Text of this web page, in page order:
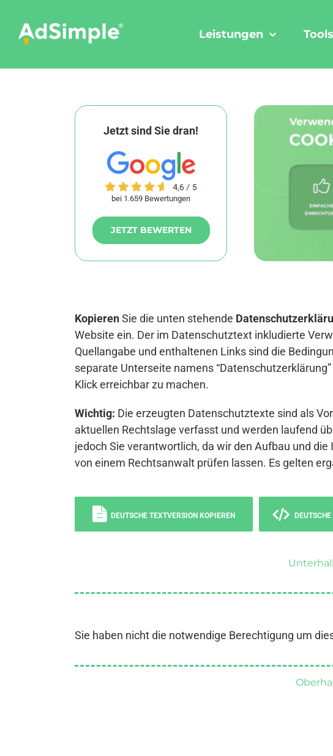
content
Leistungen Tools
Jetzt sind Sie dran!
bei 1.659 Bewertungen
JETZT BEWERTEN
KopierenSie die unten stehende
Website ein. Der im Datenschutztext inkludierte
Quellangabe und enthaltenen Links sind die
separate Unterseite namens
Klick erreichbar zu machen.
Wichtig: Die erzeugten Datenschutztexte sind als
aktuellen Rechtslage verfasst und werden laufend
jedoch Sie verantwortlich, da wir den Aufbau und
von einem Rechtsanwalt prüfen lassen. Es gelten
DEUTSCHE TEXTVERSION KOPIEREN
Sie haben nicht die notwendige Berechtigung um